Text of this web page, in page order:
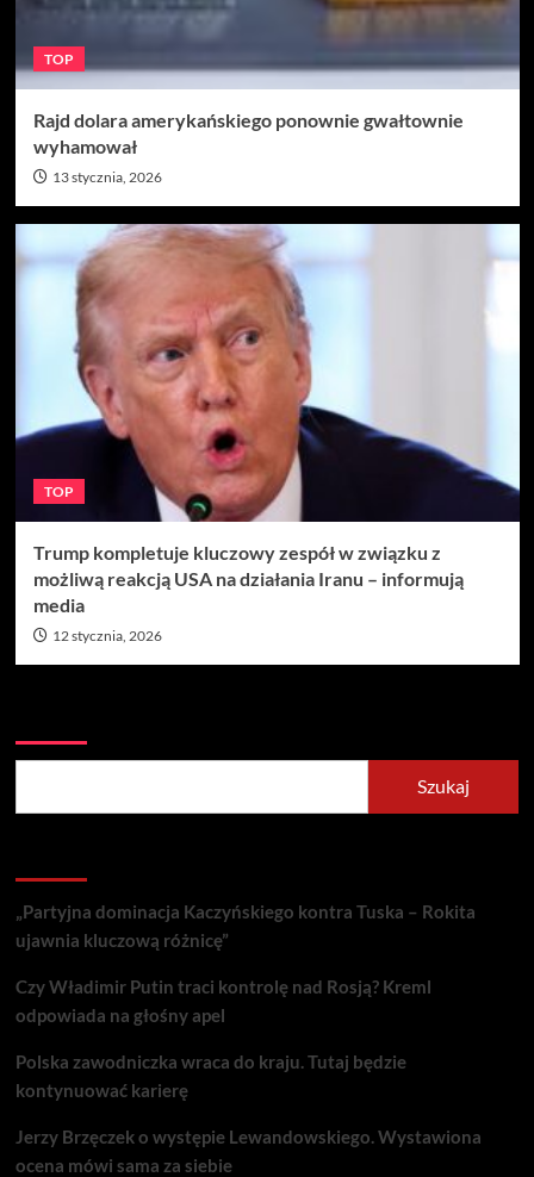
TOP
Rajd dolara amerykańskiego ponownie gwałtownie
wyhamował
13 stycznia, 2026
TOP
Trump kompletuje kluczowy zespół w związku z
możliwą reakcją USA na działania Iranu – informują
media
12 stycznia, 2026
Szukaj
„Partyjna dominacja Kaczyńskiego kontra Tuska – Rokita
ujawnia kluczową różnicę”
Czy Władimir Putin traci kontrolę nad Rosją? Kreml
odpowiada na głośny apel
Polska zawodniczka wraca do kraju. Tutaj będzie
kontynuować karierę
Jerzy Brzęczek o występie Lewandowskiego. Wystawiona
ocena mówi sama za siebie